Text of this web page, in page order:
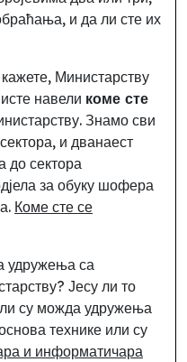
и да ли сте их
Министарству
навели коме сте
Знамо сви
и дванаест
до сектора
за обуку шофера
Коме сте се
удружења са
? Јесу ли то
су можда удружења
технике или су
и информатичара